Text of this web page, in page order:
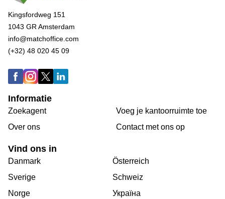
Kingsfordweg 151
1043 GR Amsterdam
info@matchoffice.com
(+32) 48 020 45 09
Informatie
Zoekagent
Over ons
Voeg je kantoorruimte toe
Сontact met ons op
Vind ons in
Danmark
Sverige
Norge
Österreich
Schweiz
Україна